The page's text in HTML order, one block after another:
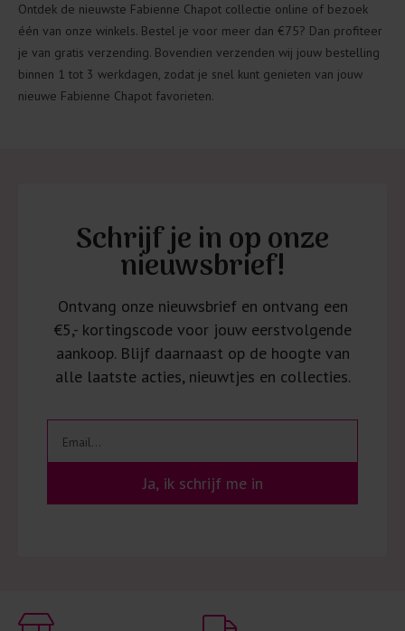
Ontdek de nieuwste Fabienne Chapot collectie online of bezoek
één van onze winkels. Bestel je voor meer dan €75? Dan profiteer
je van gratis verzending. Bovendien verzenden wij jouw bestelling
binnen 1 tot 3 werkdagen, zodat je snel kunt genieten van jouw
nieuwe Fabienne Chapot favorieten.
Schrijf je in op onze
nieuwsbrief!
Ontvang onze nieuwsbrief en ontvang een
€5,- kortingscode voor jouw eerstvolgende
aankoop. Blijf daarnaast op de hoogte van
alle laatste acties, nieuwtjes en collecties.
Ja, ik schrijf me in